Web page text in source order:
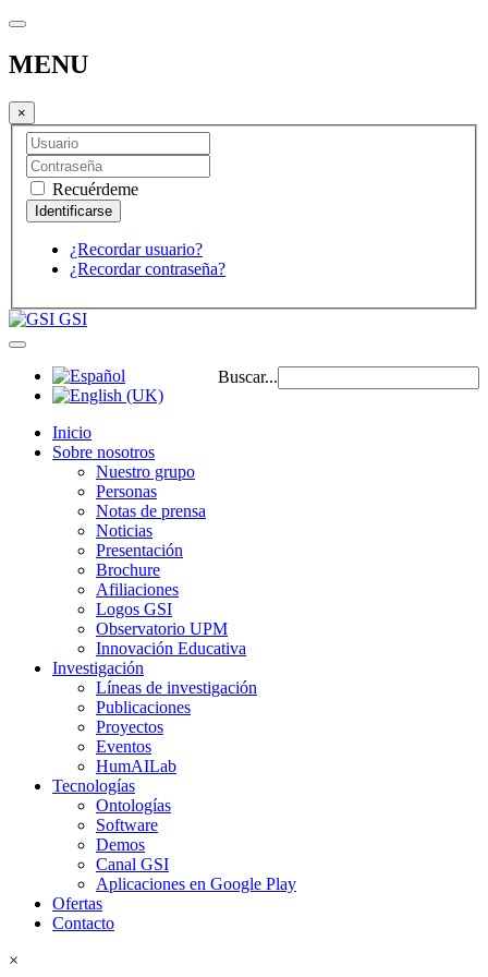
MENU
×
Recuérdeme
¿Recordar usuario?
¿Recordar contraseña?
GSI
Buscar...
Inicio
Sobre nosotros
Nuestro grupo
Personas
Notas de prensa
Noticias
Presentación
Brochure
Afiliaciones
Logos GSI
Observatorio UPM
Innovación Educativa
Investigación
Líneas de investigación
Publicaciones
Proyectos
Eventos
HumAILab
Tecnologías
Ontologías
Software
Demos
Canal GSI
Aplicaciones en Google Play
Ofertas
Contacto
×